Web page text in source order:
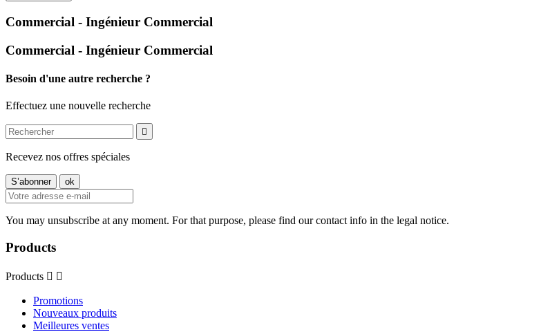
Commercial - Ingénieur Commercial
Commercial - Ingénieur Commercial
Besoin d'une autre recherche ?
Effectuez une nouvelle recherche

Recevez nos offres spéciales
You may unsubscribe at any moment. For that purpose, please find our contact info in the legal notice.
Products
Products  
Promotions
Nouveaux produits
Meilleures ventes